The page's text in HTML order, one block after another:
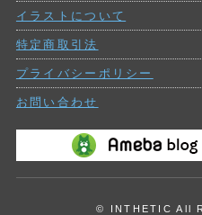
稿
イラストについて
特定商取引法
プライバシーポリシー
お問い合わせ
© INTHETIC All